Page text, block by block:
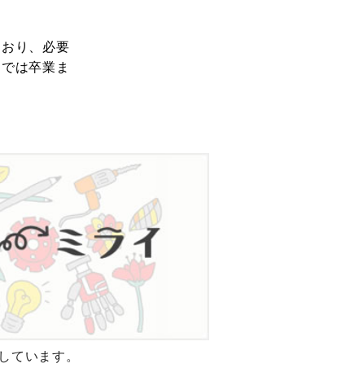
り、必要
は卒業ま
ています。